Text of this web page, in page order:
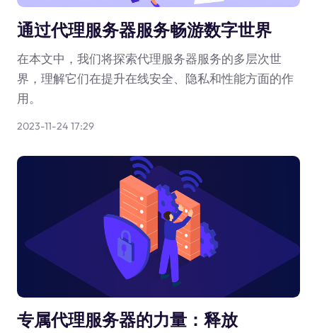
通过代理服务器服务畅游数字世界
在本文中，我们将探索代理服务器服务的多层次世
界，理解它们在提升在线安全、隐私和性能方面的作
用。
2023-11-24 17:29
专属代理服务器的力量：释放